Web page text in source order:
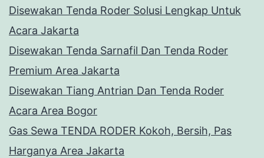
Disewakan Tenda Roder Solusi Lengkap Untuk
Acara Jakarta
Disewakan Tenda Sarnafil Dan Tenda Roder
Premium Area Jakarta
Disewakan Tiang Antrian Dan Tenda Roder
Acara Area Bogor
Gas Sewa TENDA RODER Kokoh, Bersih, Pas
Harganya Area Jakarta